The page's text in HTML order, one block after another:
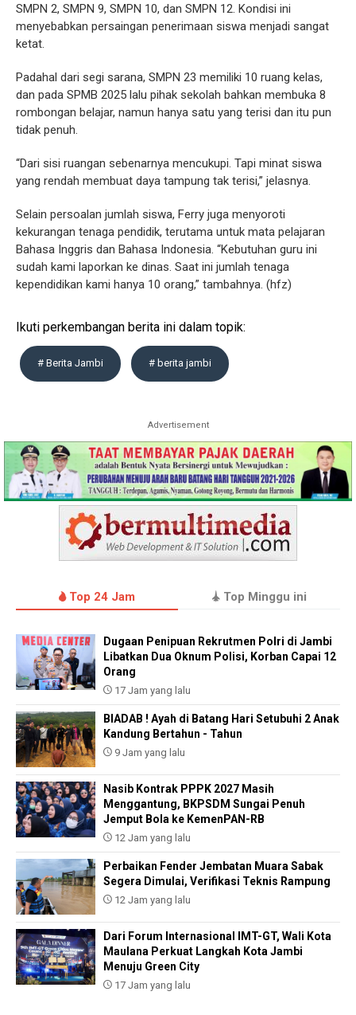
SMPN 2, SMPN 9, SMPN 10, dan SMPN 12. Kondisi ini
menyebabkan persaingan penerimaan siswa menjadi sangat
ketat.
Padahal dari segi sarana, SMPN 23 memiliki 10 ruang kelas,
dan pada SPMB 2025 lalu pihak sekolah bahkan membuka 8
rombongan belajar, namun hanya satu yang terisi dan itu pun
tidak penuh.
“Dari sisi ruangan sebenarnya mencukupi. Tapi minat siswa
yang rendah membuat daya tampung tak terisi,” jelasnya.
Selain persoalan jumlah siswa, Ferry juga menyoroti
kekurangan tenaga pendidik, terutama untuk mata pelajaran
Bahasa Inggris dan Bahasa Indonesia. “Kebutuhan guru ini
sudah kami laporkan ke dinas. Saat ini jumlah tenaga
kependidikan kami hanya 10 orang,” tambahnya. (hfz)
Ikuti perkembangan berita ini dalam topik:
# Berita Jambi # berita jambi
Advertisement
Top 24 Jam Top Minggu ini
Dugaan Penipuan Rekrutmen Polri di Jambi
Libatkan Dua Oknum Polisi, Korban Capai 12
Orang
17 Jam yang lalu
BIADAB ! Ayah di Batang Hari Setubuhi 2 Anak
Kandung Bertahun - Tahun
9 Jam yang lalu
Nasib Kontrak PPPK 2027 Masih
Menggantung, BKPSDM Sungai Penuh
Jemput Bola ke KemenPAN-RB
12 Jam yang lalu
Perbaikan Fender Jembatan Muara Sabak
Segera Dimulai, Verifikasi Teknis Rampung
12 Jam yang lalu
Dari Forum Internasional IMT-GT, Wali Kota
Maulana Perkuat Langkah Kota Jambi
Menuju Green City
17 Jam yang lalu